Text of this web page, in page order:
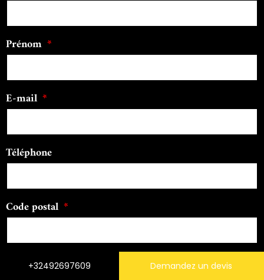
+32492697609 Demandez un devis
Prénom
E-mail
Téléphone
Code postal
Message